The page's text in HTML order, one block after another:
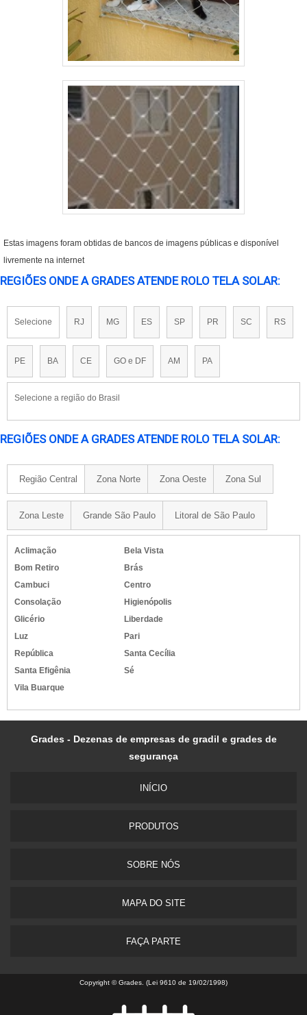
Estas imagens foram obtidas de bancos de imagens públicas e disponível
livremente na internet
REGIÕES ONDE A GRADES ATENDE ROLO TELA SOLAR:
Selecione RJ MG ES SP PR SC RS
PE BA CE GO e DF AM PA
Selecione a região do Brasil
REGIÕES ONDE A GRADES ATENDE ROLO TELA SOLAR:
Região Central Zona Norte Zona Oeste Zona Sul
Zona Leste Grande São Paulo Litoral de São Paulo
Aclimação
Bela Vista
Bom Retiro
Brás
Cambuci
Centro
Consolação
Higienópolis
Glicério
Liberdade
Luz
Pari
República
Santa Cecília
Santa Efigênia
Sé
Vila Buarque
Grades - Dezenas de empresas de gradil e grades de
segurança
INÍ­CIO
PRODUTOS
SOBRE NÓS
MAPA DO SITE
FAÇA PARTE
Copyright © Grades. (Lei 9610 de 19/02/1998)